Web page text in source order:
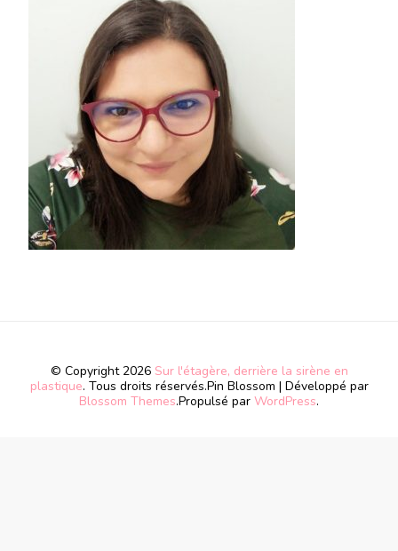
© Copyright 2026 Sur l'étagère, derrière la sirène en
plastique. Tous droits réservés.Pin Blossom | Développé par
Blossom Themes.Propulsé par WordPress.